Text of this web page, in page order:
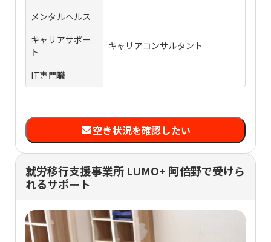
メンタルヘルス
キャリアサポー
ト
キャリアコンサルタント
IT専門職
空き状況を確認したい
就労移行支援事業所 LUMO+ 阿倍野で受けら
れるサポート